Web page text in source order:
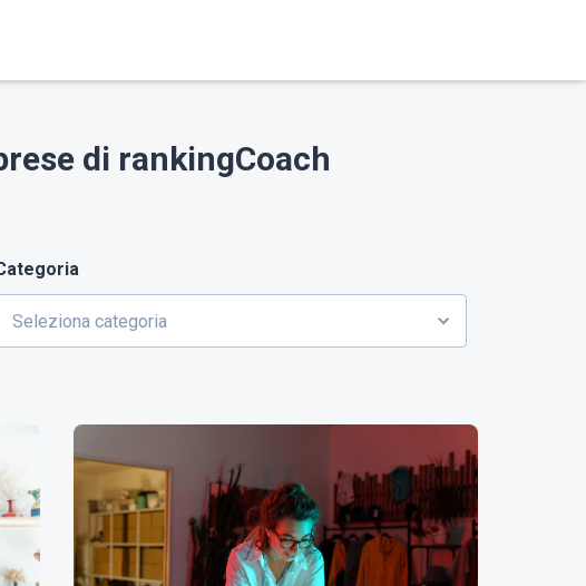
di rankingCoach
Seleziona categoria